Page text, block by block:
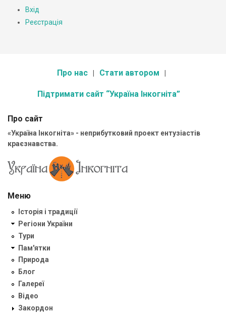
Вхід
Реєстрація
Про нас Стати автором
Підтримати сайт “Україна Інкогніта”
Про сайт
«Україна Інкогніта» - неприбутковий проект ентузіастів
краєзнавства.
Меню
Історія і традиції
Регіони України
Тури
Пам'ятки
Природа
Блог
Галереї
Відео
Закордон